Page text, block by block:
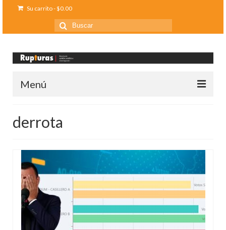
Su carrito-$0.00
Buscar
por:
Menú
Contáctanos
Opinión
Entreletras
Ciencia
derrota